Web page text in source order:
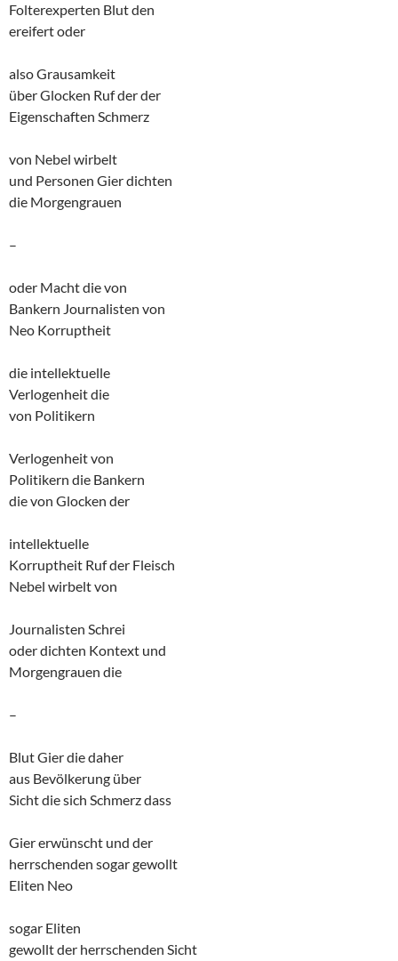
Folterexperten Blut den
ereifert oder
also Grausamkeit
über Glocken Ruf der der
Eigenschaften Schmerz
von Nebel wirbelt
und Personen Gier dichten
die Morgengrauen
–
oder Macht die von
Bankern Journalisten von
Neo Korruptheit
die intellektuelle
Verlogenheit die
von Politikern
Verlogenheit von
Politikern die Bankern
die von Glocken der
intellektuelle
Korruptheit Ruf der Fleisch
Nebel wirbelt von
Journalisten Schrei
oder dichten Kontext und
Morgengrauen die
–
Blut Gier die daher
aus Bevölkerung über
Sicht die sich Schmerz dass
Gier erwünscht und der
herrschenden sogar gewollt
Eliten Neo
sogar Eliten
gewollt der herrschenden Sicht